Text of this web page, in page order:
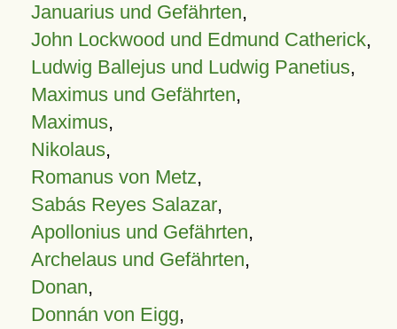
Januarius und Gefährten,
John Lockwood und Edmund Catherick,
Ludwig Ballejus und Ludwig Panetius,
Maximus und Gefährten,
Maximus,
Nikolaus,
Romanus von Metz,
Sabás Reyes Salazar,
Apollonius und Gefährten,
Archelaus und Gefährten,
Donan,
Donnán von Eigg,